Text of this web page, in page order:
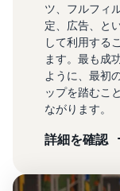
ツ、フルフィ
定、広告、と
して利用する
ます。最も成
ように、最初
ップを踏むこ
ながります。
詳細を確認